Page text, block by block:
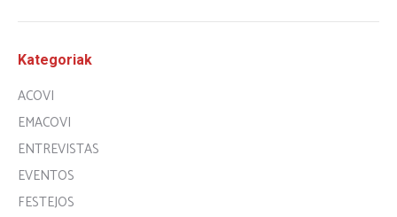
Kategoriak
ACOVI
EMACOVI
ENTREVISTAS
EVENTOS
FESTEJOS